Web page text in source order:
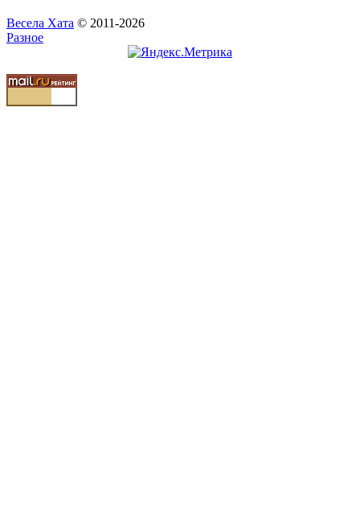
Весела Хата © 2011-2026
Разное